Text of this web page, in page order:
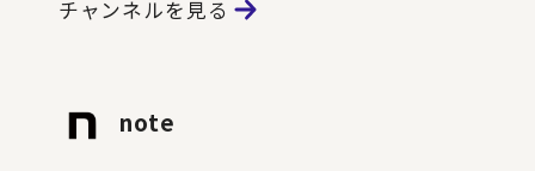
チャンネルを見る
note